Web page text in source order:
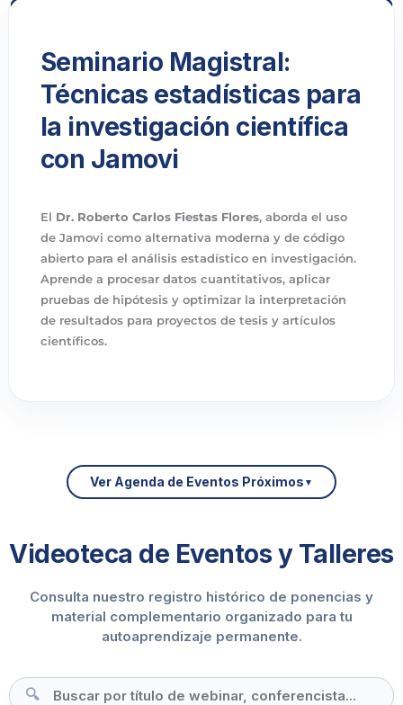
Seminario Magistral:
Técnicas estadísticas para
la investigación científica
con Jamovi
El Dr. Roberto Carlos Fiestas Flores, aborda el uso
de Jamovi como alternativa moderna y de código
abierto para el análisis estadístico en investigación.
Aprende a procesar datos cuantitativos, aplicar
pruebas de hipótesis y optimizar la interpretación
de resultados para proyectos de tesis y artículos
científicos.
Ver Agenda de Eventos Próximos
Videoteca de Eventos y Talleres
Consulta nuestro registro histórico de ponencias y
material complementario organizado para tu
autoaprendizaje permanente.
🔍